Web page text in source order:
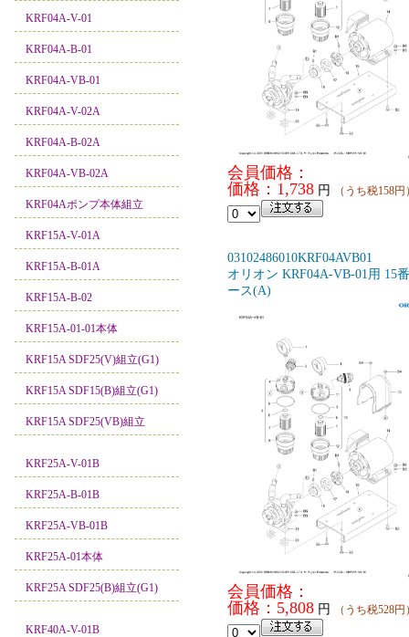
KRF04A-V-01
KRF04A-B-01
KRF04A-VB-01
KRF04A-V-02A
KRF04A-B-02A
KRF04A-VB-02A
KRF04Aポンプ本体組立
KRF15A-V-01A
KRF15A-B-01A
KRF15A-B-02
KRF15A-01-01本体
KRF15A SDF25(V)組立(G1)
KRF15A SDF15(B)組立(G1)
KRF15A SDF25(VB)組立
KRF25A-V-01B
KRF25A-B-01B
KRF25A-VB-01B
KRF25A-01本体
KRF25A SDF25(B)組立(G1)
KRF40A-V-01B
会員価格：
価格：1,738 円 （うち税158円
03102486010KRF04AVB01
オリオン KRF04A-VB-01用 15
ース(A)
会員価格：
価格：5,808 円 （うち税528円